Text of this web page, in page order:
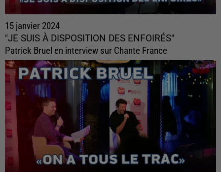
15 janvier 2024
"JE SUIS À DISPOSITION DES ENFOIRÉS"
Patrick Bruel en interview sur Chante France